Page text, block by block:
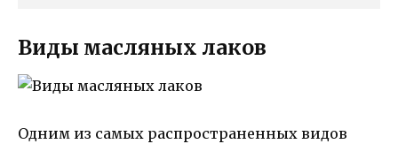
Виды масляных лаков
Одним из самых распространенных видов